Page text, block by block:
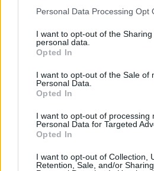
Personal Data Processing Opt
I want to opt-out of the
personal data.
Opted In
I want to opt-out of the Sale of
Personal Data.
Opted In
I want to opt-out of processing
Personal Data for Targeted
Opted In
I want to opt-out of Collection,
Retention, Sale, and/or
TI POTREBBE
LETTERATURA ITALIANA
Giosuè Carducci:
LETTERATURA ITALIANA
Giosuè Carducci